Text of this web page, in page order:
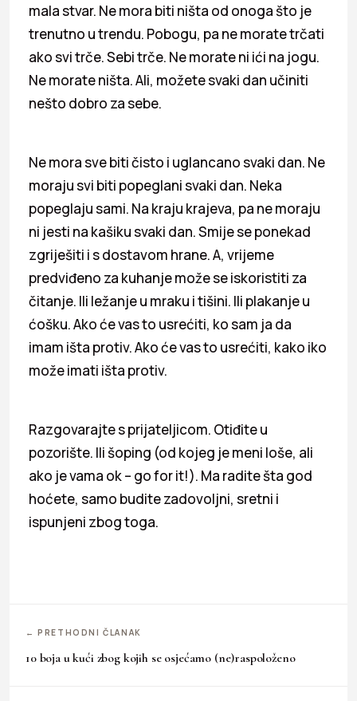
mala stvar. Ne mora biti ništa od onoga što je
trenutno u trendu. Pobogu, pa ne morate trčati
ako svi trče. Sebi trče. Ne morate ni ići na jogu.
Ne morate ništa. Ali, možete svaki dan učiniti
nešto dobro za sebe.
Ne mora sve biti čisto i uglancano svaki dan. Ne
moraju svi biti popeglani svaki dan. Neka
popeglaju sami. Na kraju krajeva, pa ne moraju
ni jesti na kašiku svaki dan. Smije se ponekad
zgriješiti i s dostavom hrane. A, vrijeme
predviđeno za kuhanje može se iskoristiti za
čitanje. Ili ležanje u mraku i tišini. Ili plakanje u
ćošku. Ako će vas to usrećiti, ko sam ja da
imam išta protiv. Ako će vas to usrećiti, kako iko
može imati išta protiv.
Razgovarajte s prijateljicom. Otiđite u
pozorište. Ili šoping (od kojeg je meni loše, ali
ako je vama ok – go for it!). Ma radite šta god
hoćete, samo budite zadovoljni, sretni i
ispunjeni zbog toga.
← PRETHODNI ČLANAK
10 boja u kući zbog kojih se osjećamo (ne)raspoloženo